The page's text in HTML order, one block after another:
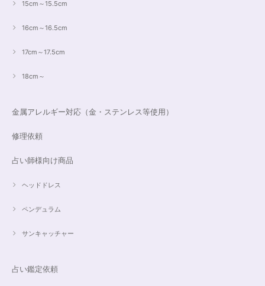
15cm～15.5cm
16cm～16.5cm
17cm～17.5cm
18cm～
金属アレルギー対応（金・ステンレス等使用）
修理依頼
占い師様向け商品
ヘッドドレス
ペンデュラム
サンキャッチャー
占い鑑定依頼